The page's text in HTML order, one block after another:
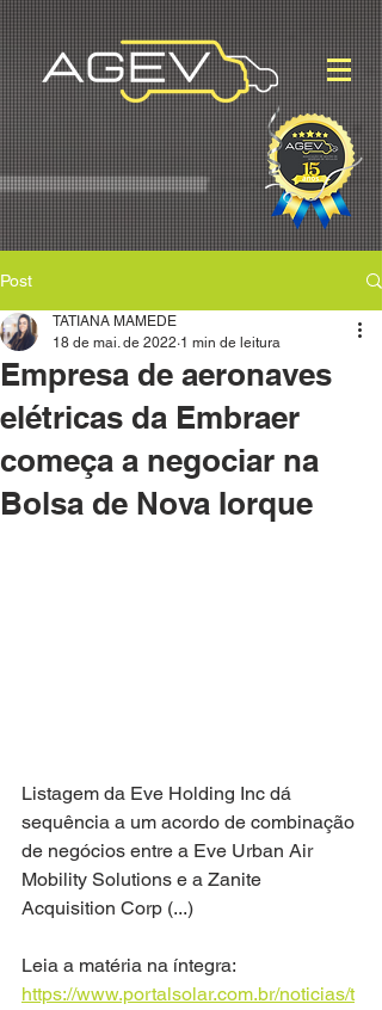
Post
Empresa de aeronaves
elétricas da Embraer
começa a negociar na
Bolsa de Nova Iorque
TATIANA MAMEDE
18 de mai. de 2022 1 min de leitura
Listagem da Eve Holding Inc dá
sequência a um acordo de combinação
de negócios entre a Eve Urban Air
Mobility Solutions e a Zanite
Acquisition Corp (...)
Leia a matéria na íntegra:
https://www.portalsolar.com.br/noticias/t